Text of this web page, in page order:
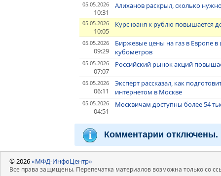
05.05.2026
10:31
Алиханов раскрыл, сколько
05.05.2026
10:05
Курс юаня к рублю повышается
05.05.2026
09:29
Биржевые цены на газ в Европе в
кубометров
05.05.2026
07:07
Российский рынок акций
05.05.2026
06:11
Эксперт рассказал, как
интернетом в Москве
05.05.2026
04:51
Москвичам доступны более 54
Комментарии отключены.
© 2026«МФД-ИнфоЦентр»
Все права защищены. Перепечатка материалов возможна только со